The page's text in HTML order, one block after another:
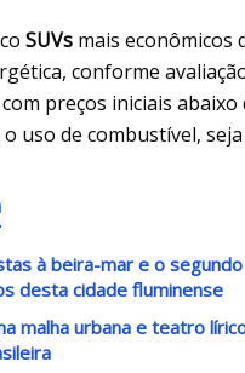
SUVs mais econômicos
conforme
preços iniciais abaixo
uso de combustível,
à beira-mar e o
desta cidade fluminense
malha urbana e teatro